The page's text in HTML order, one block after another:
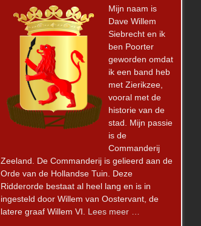
Mijn naam is
Dave Willem
Siebrecht en ik
ben Poorter
geworden omdat
ik een band heb
met Zierikzee,
vooral met de
historie van de
stad. Mijn passie
is de
Commanderij
Zeeland. De Commanderij is gelieerd aan de
Orde van de Hollandse Tuin. Deze
Ridderorde bestaat al heel lang en is in
ingesteld door Willem van Oostervant, de
latere graaf Willem VI.
Lees meer …